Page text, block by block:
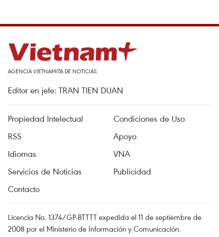
AGENCIA VIETNAMITA DE NOTICIAS
Editor en jefe: TRAN TIEN DUAN
Propiedad Intelectual
Condiciones de Uso
RSS
Apoyo
Idiomas
VNA
Servicios de Noticias
Publicidad
Contacto
Licencia No. 1374/GP-BTTTT expedida el 11 de septiembre de
2008 por el Ministerio de Información y Comunicación.